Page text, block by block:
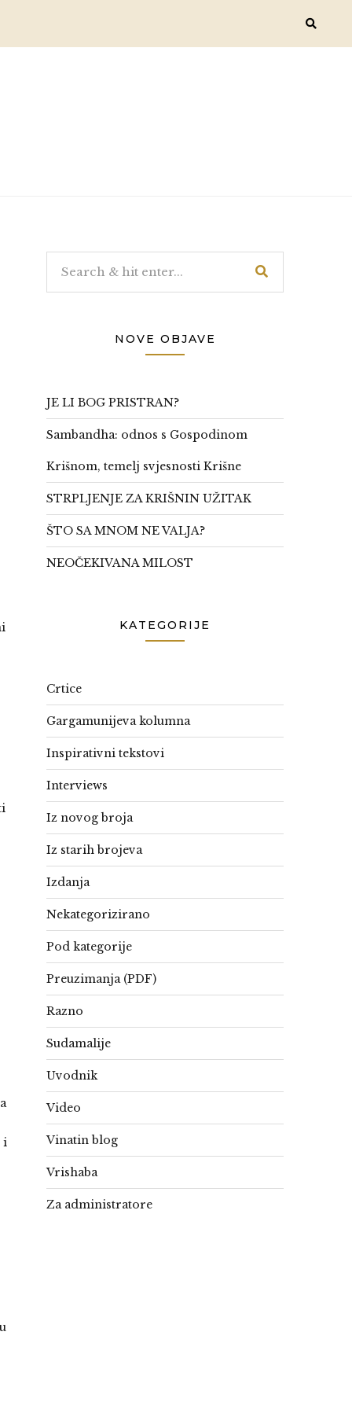
i
NOVE OBJAVE
JE LI BOG PRISTRAN?
Sambandha: odnos s Gospodinom
Krišnom, temelj svjesnosti Krišne
STRPLJENJE ZA KRIŠNIN UŽITAK
ŠTO SA MNOM NE VALJA?
NEOČEKIVANA MILOST
KATEGORIJE
Crtice
Gargamunijeva kolumna
Inspirativni tekstovi
Interviews
Iz novog broja
Iz starih brojeva
Izdanja
Nekategorizirano
Pod kategorije
Preuzimanja (PDF)
Razno
Sudamalije
Uvodnik
Video
Vinatin blog
Vrishaba
Za administratore